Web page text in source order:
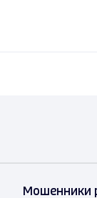
Мошенники